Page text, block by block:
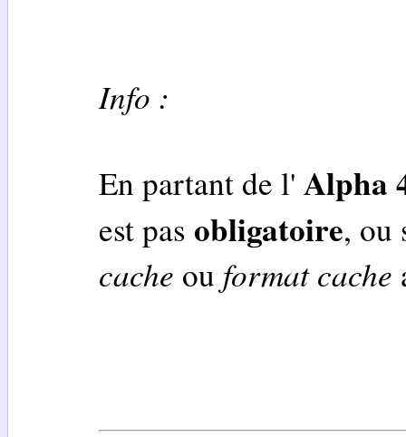
Info :
En partant de l' Alpha
est pas obligatoire, ou
cache ou format cache